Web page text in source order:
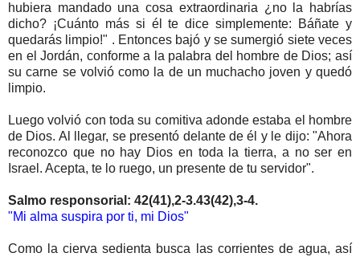
hubiera mandado una cosa extraordinaria ¿no la habrías
dicho? ¡Cuánto más si él te dice simplemente: Báñate y
quedarás limpio!" . Entonces bajó y se sumergió siete veces
en el Jordán, conforme a la palabra del hombre de Dios; así
su carne se volvió como la de un muchacho joven y quedó
limpio.
Luego volvió con toda su comitiva adonde estaba el hombre
de Dios. Al llegar, se presentó delante de él y le dijo: "Ahora
reconozco que no hay Dios en toda la tierra, a no ser en
Israel. Acepta, te lo ruego, un presente de tu servidor".
Salmo responsorial: 42(41),2-3.43(42),3-4.
"Mi alma suspira por ti, mi Dios"
Como la cierva sedienta busca las corrientes de agua, así